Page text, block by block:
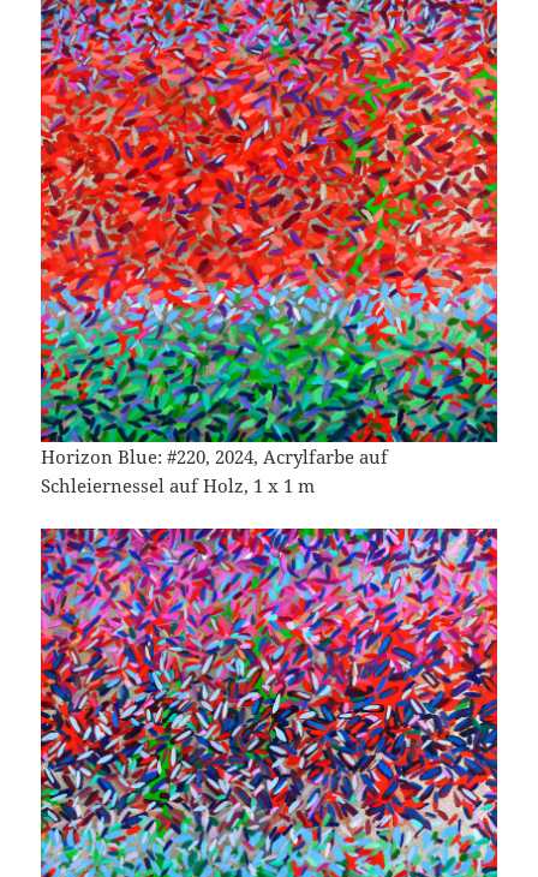
Horizon Blue: #220, 2024, Acrylfarbe auf
Schleiernessel auf Holz, 1 x 1 m